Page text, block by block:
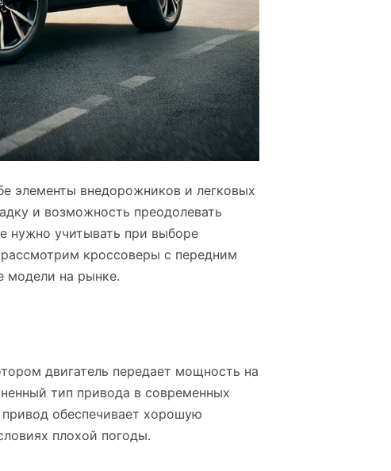
элементы внедорожников и легковых
и возможность преодолевать
нужно учитывать при выборе
кроссоверы с передним
модели на рынке.
двигатель передает мощность на
тип привода в современных
обеспечивает хорошую
плохой погоды.